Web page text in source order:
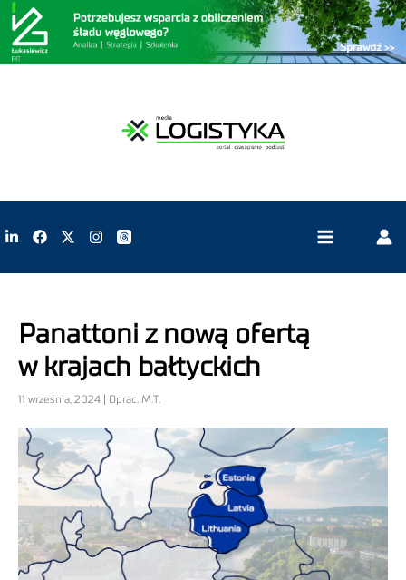
Panattoni z nową ofertą
w krajach bałtyckich
11 września, 2024 | Oprac. M.T.